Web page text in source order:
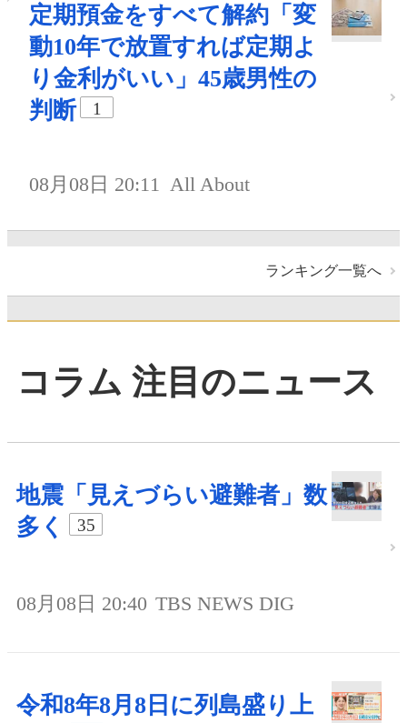
定期預金をすべて解約「変
動10年で放置すれば定期よ
り金利がいい」45歳男性の
判断
1
08月08日 20:11 All About
ランキング一覧へ
コラム 注目のニュース
地震「見えづらい避難者」数
多く
35
08月08日 20:40 TBS NEWS DIG
令和8年8月8日に列島盛り上